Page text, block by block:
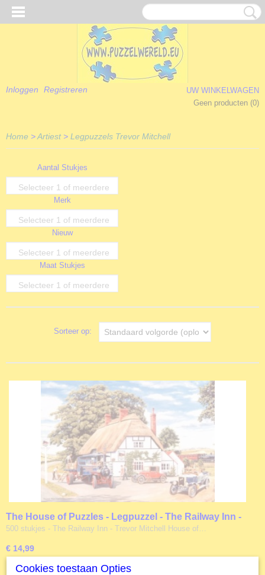
Inloggen Registreren
UW WINKELWAGEN
Geen producten (0)
Home >Artiest> Legpuzzels Trevor Mitchell
Aantal Stukjes
Selecteer 1 of meerdere
opties
Merk
Selecteer 1 of meerdere
opties
Nieuw
Selecteer 1 of meerdere
opties
Maat Stukjes
Selecteer 1 of meerdere
Sorteer op:
The House of Puzzles - Legpuzzel - The Railway Inn -
500 stukjes
500 stukjes - The Railway Inn - Trevor Mitchell House of…
€ 14,99
Op voorraad
Cookies toestaan Opties